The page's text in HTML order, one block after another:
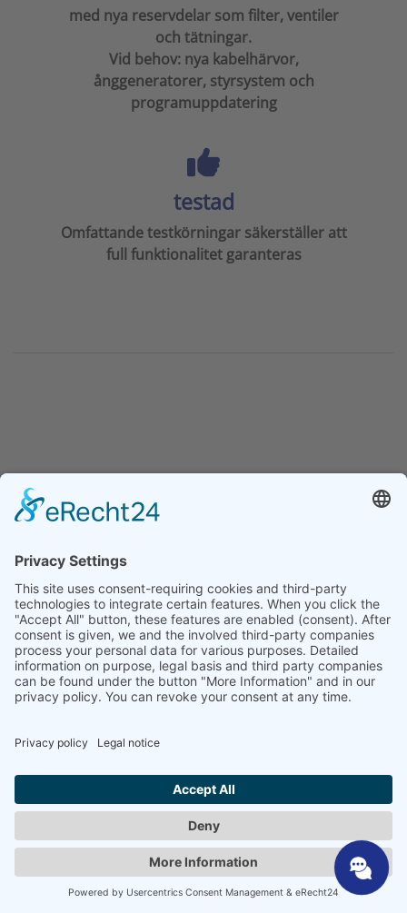
med nya reservdelar som filter, ventiler
och tätningar.
Vid behov: nya kabelhärvor,
ånggeneratorer, styrsystem och
programuppdatering
testad
Omfattande testkörningar säkerställer att
full funktionalitet garanteras
begagnade maskiner?
Vi ser fram emot ditt samtal på+49 39058 97
62-0eller använd helt enkelt formuläret
nedan.
Ämne *
Firma *